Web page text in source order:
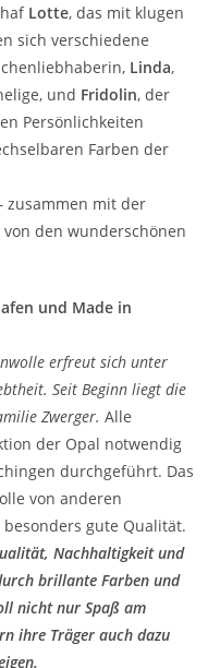
Lotte, das mit klugen
sich verschiedene
Linda,
und Fridolin, der
Persönlichkeiten
Farben der
zusammen mit der
den wunderschönen
und Made in
erfreut sich unter
Seit Beginn liegt die
Zwerger. Alle
der Opal notwendig
durchgeführt. Das
von anderen
gute Qualität.
Nachhaltigkeit und
brillante Farben und
nicht nur Spaß am
ihre Träger auch dazu